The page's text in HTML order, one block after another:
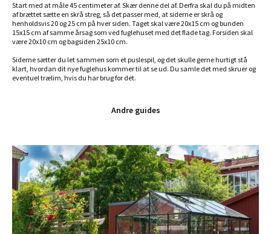
Start med at måle 45 centimeter af. Skær denne del af. Derfra skal du på midten
af brættet sætte en skrå streg, så det passer med, at siderne er skrå og
henholdsvis 20 og 25 cm på hver siden. Taget skal være 20x15 cm og bunden
15x15 cm af samme årsag som ved fuglehuset med det flade tag. Forsiden skal
være 20x10 cm og bagsiden 25x10 cm.
Siderne sætter du let sammen som et puslespil, og det skulle gerne hurtigt stå
klart, hvordan dit nye fuglehus kommer til at se ud. Du samle det med skruer og
eventuel trælim, hvis du har brug for det.
Andre guides